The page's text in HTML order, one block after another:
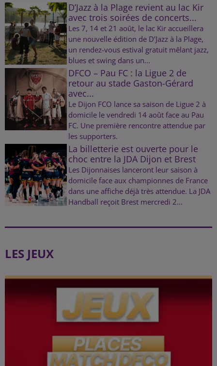
D’Jazz à la Plage revient au lac Kir
avec trois soirées de concerts...
Les 7, 14 et 21 août, le lac Kir accueillera
une nouvelle édition de D’Jazz à la Plage,
un rendez-vous estival gratuit mêlant jazz,
blues et swing dans un...
DFCO – Pau FC : la Ligue 2 de
retour au stade Gaston-Gérard
avec...
Le Dijon FCO lance sa saison de Ligue 2 à
domicile le vendredi 14 août face au Pau
FC. Une première rencontre attendue par
les supporters.
La billetterie est ouverte pour le
choc entre la JDA Dijon et Brest
Les Dijonnaises lanceront leur saison à
domicile face aux championnes de France
dans une affiche déjà très attendue. La JDA
Handball reçoit Brest mercredi 2...
LES JEUX